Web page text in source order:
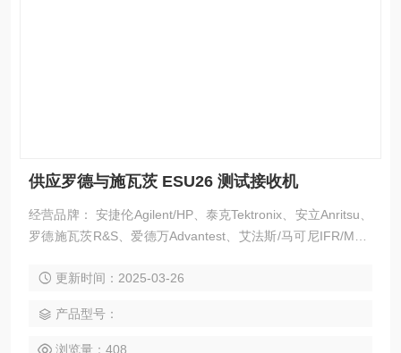
供应罗德与施瓦茨 ESU26 测试接收机
经营品牌： 安捷伦Agilent/HP、泰克Tektronix、安立Anritsu、
罗德施瓦茨R&S、爱德万Advantest、艾法斯/马可尼IFR/Marc
tePoint、是德Keysight 、横河Yokogawa 等。
更新时间：2025-03-26
产品型号：
浏览量：408